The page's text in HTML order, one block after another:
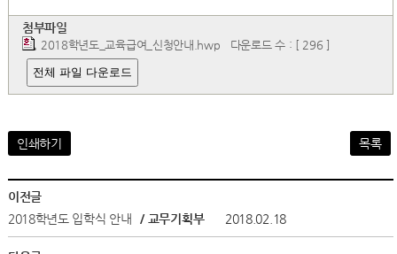
첨부파일
2018학년도_교육급여_신청안내.hwp 다운로드 수 : [ 296 ]
전체 파일 다운로드
인쇄하기 목록
이전글
2018학년도 입학식 안내
/ 교무기획부 2018.02.18